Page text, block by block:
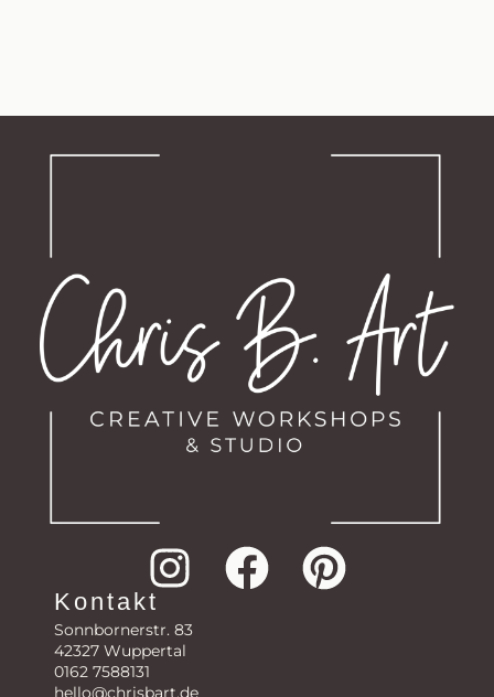
Kontakt
Sonnbornerstr. 83
42327 Wuppertal
0162 7588131
hello@chrisbart.de